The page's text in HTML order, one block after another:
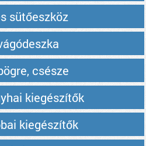
sütőeszköz
csésze
kiegészítők
kiegészítők